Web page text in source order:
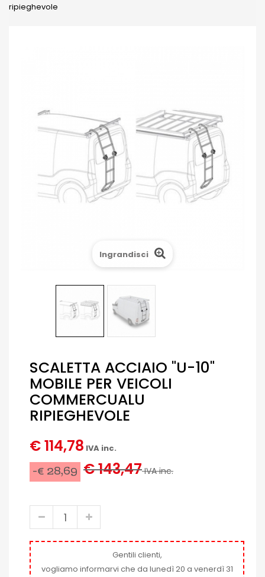
ripieghevole
Ingrandisci
SCALETTA ACCIAIO "U-10"
MOBILE PER VEICOLI
COMMERCUALU
RIPIEGHEVOLE
€ 114,78 IVA inc.
-€ 28,69 € 143,47IVA inc.
Gentili clienti,
vogliamo informarvi che da lunedì 20 a venerdì 31